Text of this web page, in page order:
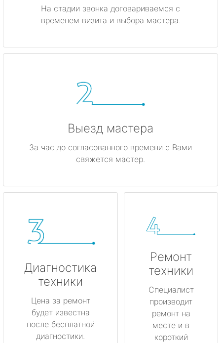
метро Динамо
метро Кузнецкий мост
метро Дмитровская
метро Домодедовская
метро Котельники
метро Менделеевская
метро Красногвардейская
метро Мякинино
На стадии звонка договариваемся с
временем визита и выбора мастера.
Выезд мастера
За час до согласованного времени с Вами
свяжется мастер.
Диагностика
техники
Цена за ремонт
будет известна
после бесплатной
диагностики.
Ремонт
техники
Специалист
производит
ремонт на
месте и в
короткий